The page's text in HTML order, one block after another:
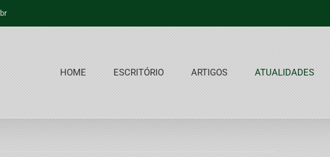
HOME ESCRITÓRIO ARTIGOS ATUALIDADES